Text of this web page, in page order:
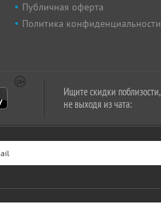
Публичная оферта
Политика конфиденциальности
Ищите скидки поблизости,
не выходя из чата: